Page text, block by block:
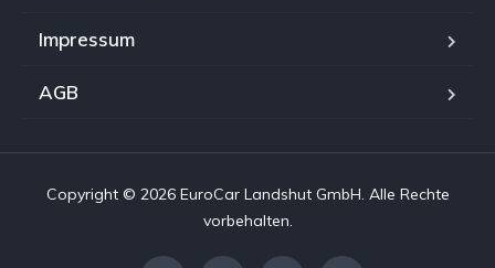
Impressum
AGB
Copyright © 2026 EuroCar Landshut GmbH. Alle Rechte
vorbehalten.